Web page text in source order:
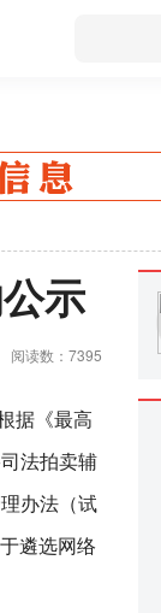
示
阅读数：7395
据《最高
法拍卖辅
办法（试
遴选网络